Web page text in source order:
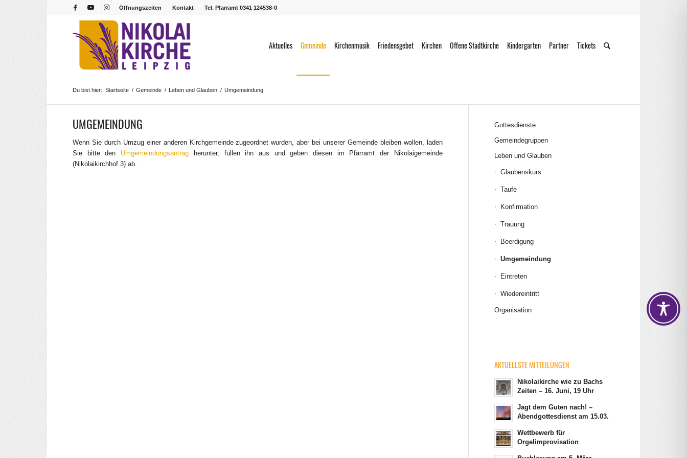
Öffnungszeiten Kontakt Tel. Pfarramt 0341 124538-0
Aktuelles Gemeinde Kirchenmusik Friedensgebet Kirchen Offene Stadtkirche Kindergarten Partner Tickets
Du bist hier: Startseite / Gemeinde / Leben und Glauben / Umgemeindung
UMGEMEINDUNG
Wenn Sie durch Umzug einer anderen Kirchgemeinde zugeordnet wurden, aber bei unserer Gemeinde bleiben wollen, laden
Sie bitte den Umgemeindungsantrag herunter, füllen ihn aus und geben diesen im Pfarramt der Nikolaigemeinde
(Nikolaikirchhof 3) ab.
Gottesdienste
Gemeindegruppen
Leben und Glauben
Glaubenskurs
Taufe
Konfirmation
Trauung
Beerdigung
Umgemeindung
Eintreten
Wiedereintritt
Organisation
AKTUELLSTE MITTEILUNGEN
Nikolaikirche wie zu Bachs
Zeiten – 16. Juni, 19 Uhr
Jagt dem Guten nach! –
Abendgottesdienst am 15.03.
Wettbewerb für
Orgelimprovisation